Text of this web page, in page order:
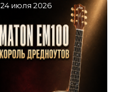
24 июля 2026